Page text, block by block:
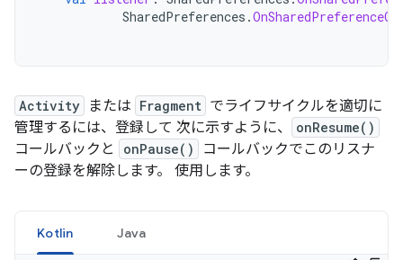
SharedPreferences .
Activity または Fragment でライフサイクルを適切に
管理するには、登録して 次に示すように、
onResume()
コールバックと onPause()
コールバックでこのリスナ
ーの登録を解除します。 使用します。
Kotlin Java